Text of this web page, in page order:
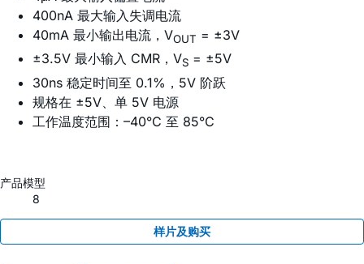
400nA 最大输入失调电流
40mA 最小输出电流，VOUT = ±3V
±3.5V 最小输入 CMR，VS = ±5V
30ns 稳定时间至 0.1%，5V 阶跃
规格在 ±5V、单 5V 电源
工作温度范围：–40°C 至 85°C
产品模型
8
样片及购买